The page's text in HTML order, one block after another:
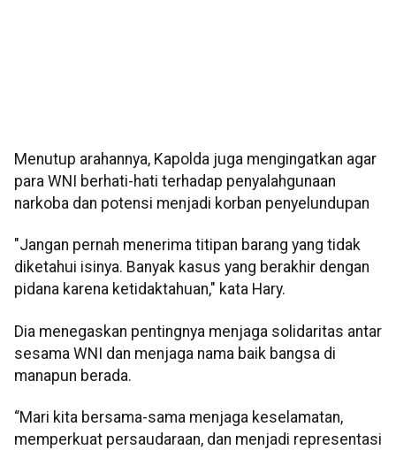
Menutup arahannya, Kapolda juga mengingatkan agar
para WNI berhati-hati terhadap penyalahgunaan
narkoba dan potensi menjadi korban penyelundupan
"Jangan pernah menerima titipan barang yang tidak
diketahui isinya. Banyak kasus yang berakhir dengan
pidana karena ketidaktahuan," kata Hary.
Dia menegaskan pentingnya menjaga solidaritas antar
sesama WNI dan menjaga nama baik bangsa di
manapun berada.
“Mari kita bersama-sama menjaga keselamatan,
memperkuat persaudaraan, dan menjadi representasi